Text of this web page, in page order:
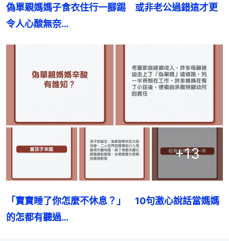
偽單親媽媽子食衣住行一腳踢　或非老公過錯這才更
令人心酸無奈…
+13
「寶寶睡了你怎麼不休息？」　10句激心說話當媽媽
的怎都有聽過…